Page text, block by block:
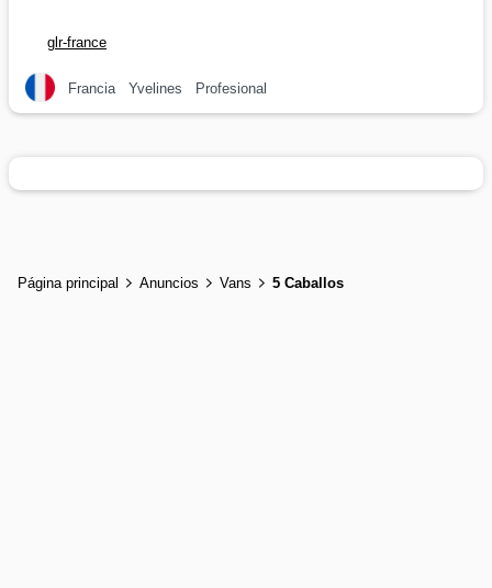
glr-france
Francia Yvelines Profesional
Página principal Anuncios Vans 5 Caballos